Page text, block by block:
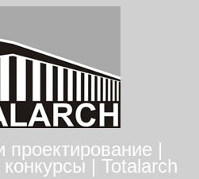
проектирование |
| Totalarch